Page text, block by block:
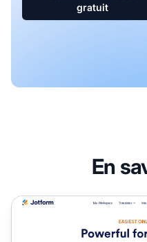
gratuit
En
Le programme